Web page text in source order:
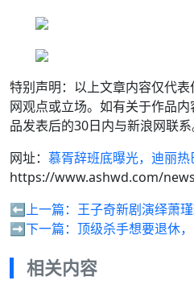
特别声明：以上文章内容仅代
网观点或立场。如有关于作品
品发表后的30日内与新浪网联系
网址： 慕胥辞班底曝光，迪丽
https://www.ashwd.com/
⬅️上一篇： 王子奇新剧演绎萧
➡️下一篇： 顶级杀手想要退休
相关内容